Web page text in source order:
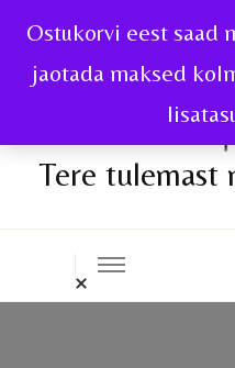
Ostukorvi eest saad
jaotada maksed
Tere tulemast